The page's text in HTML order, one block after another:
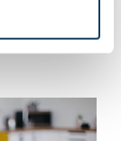
momento,
no se
tan